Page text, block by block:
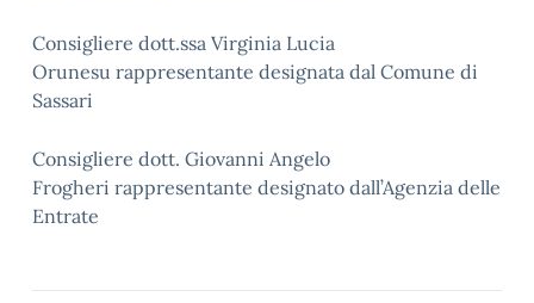
Consigliere dott.ssa Virginia Lucia
Orunesu rappresentante designata dal Comune di
Sassari
Consigliere dott. Giovanni Angelo
Frogheri rappresentante designato dall’Agenzia delle
Entrate